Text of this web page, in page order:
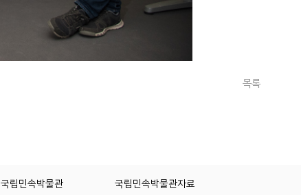
목록
국립민속박물관 국립민속박물관자료